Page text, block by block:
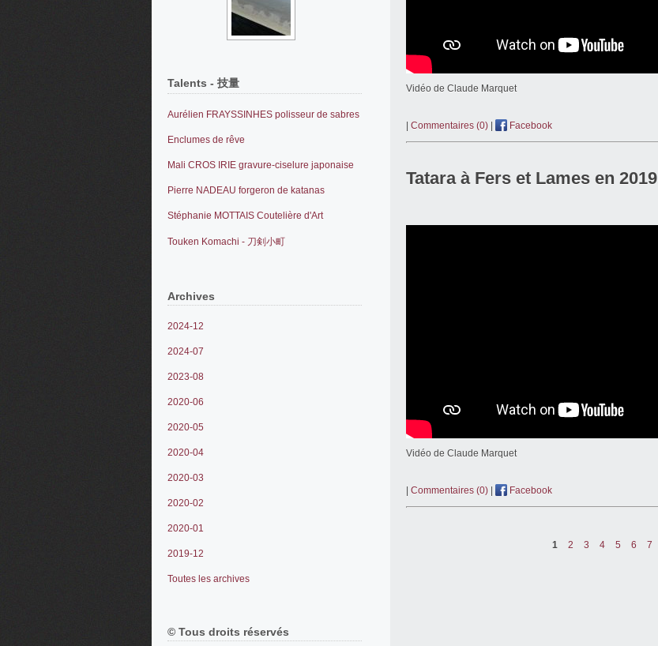
Talents - 技量
Aurélien FRAYSSINHES polisseur de sabres
Enclumes de rêve
Mali CROS IRIE gravure-ciselure japonaise
Pierre NADEAU forgeron de katanas
Stéphanie MOTTAIS Coutelière d'Art
Touken Komachi - 刀剣小町
Archives
2024-12
2024-07
2023-08
2020-06
2020-05
2020-04
2020-03
2020-02
2020-01
2019-12
Toutes les archives
© Tous droits réservés
Vidéo de Claude Marquet
| Commentaires (0) | Facebook
Tatara à Fers et Lames en 2019
Vidéo de Claude Marquet
| Commentaires (0) | Facebook
1 2 3 4 5 6 7